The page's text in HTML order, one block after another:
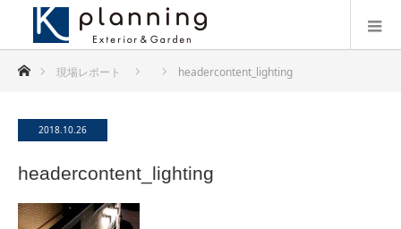
ホーム現場レポート headercontent_lighting
2018.10.26
headercontent_lighting